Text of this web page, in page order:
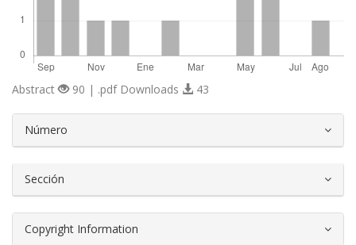
Abstract 90 | .pdf Downloads 43
Número
Sección
Copyright Information